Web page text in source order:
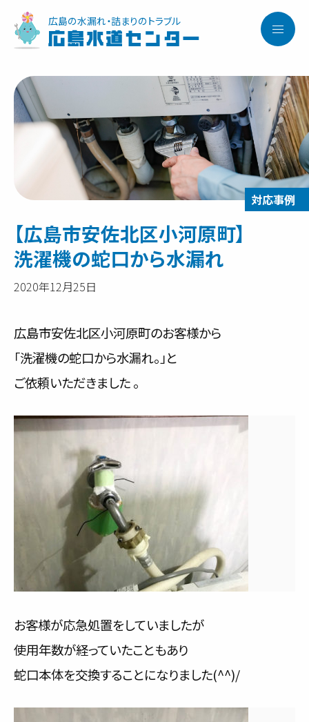
広島の水漏れ・詰まりのトラブル
広島水道センター
サービス内容と料金事例
料金一覧
対応エリア
会社紹介
【広島市安佐北区小河原町】
洗濯機の蛇口から水漏れ
2020年12月25日
広島市安佐北区小河原町のお客様から
「洗濯機の蛇口から水漏れ。」と
ご依頼いただきました 。
お客様が応急処置をしていましたが
使用年数が経っていたこともあり
蛇口本体を交換することになりました(^^)/